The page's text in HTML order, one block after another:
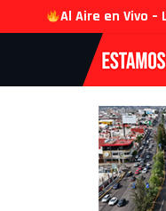
Al Aire en Vivo –